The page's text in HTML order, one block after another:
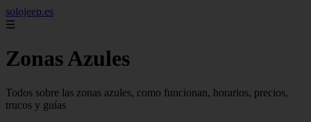
solojeep.es
☰
Zonas Azules
Todos sobre las zonas azules, como funcionan, horarios, precios,
trucos y guías